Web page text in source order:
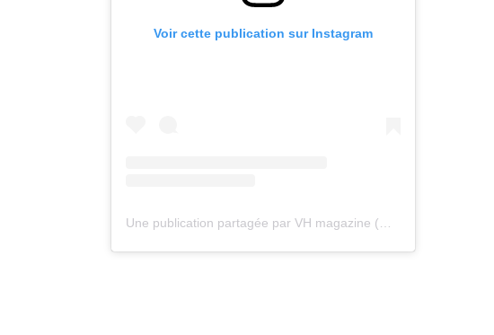
Voir cette publication sur Instagram